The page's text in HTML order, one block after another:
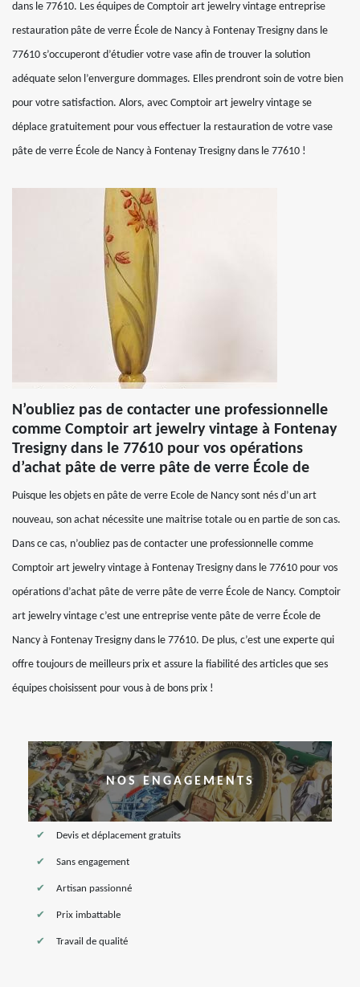
dans le 77610. Les équipes de Comptoir art jewelry vintage entreprise
restauration pâte de verre École de Nancy à Fontenay Tresigny dans le
77610 s’occuperont d’étudier votre vase afin de trouver la solution
adéquate selon l’envergure dommages. Elles prendront soin de votre bien
pour votre satisfaction. Alors, avec Comptoir art jewelry vintage se
déplace gratuitement pour vous effectuer la restauration de votre vase
pâte de verre École de Nancy à Fontenay Tresigny dans le 77610 !
N’oubliez pas de contacter une professionnelle
comme Comptoir art jewelry vintage à Fontenay
Tresigny dans le 77610 pour vos opérations
d’achat pâte de verre pâte de verre École de
Puisque les objets en pâte de verre Ecole de Nancy sont nés d’un art
nouveau, son achat nécessite une maitrise totale ou en partie de son cas.
Dans ce cas, n’oubliez pas de contacter une professionnelle comme
Comptoir art jewelry vintage à Fontenay Tresigny dans le 77610 pour vos
opérations d’achat pâte de verre pâte de verre École de Nancy. Comptoir
art jewelry vintage c’est une entreprise vente pâte de verre École de
Nancy à Fontenay Tresigny dans le 77610. De plus, c’est une experte qui
offre toujours de meilleurs prix et assure la fiabilité des articles que ses
équipes choisissent pour vous à de bons prix !
NOS ENGAGEMENTS
Devis et déplacement gratuits
Sans engagement
Artisan passionné
Prix imbattable
Travail de qualité